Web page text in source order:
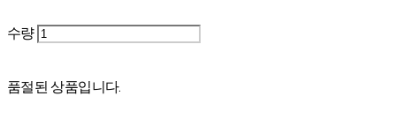
수량
품절된 상품입니다.